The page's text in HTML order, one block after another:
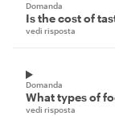
Domanda
Is the cost of
vedi risposta
Domanda
What types of
vedi risposta